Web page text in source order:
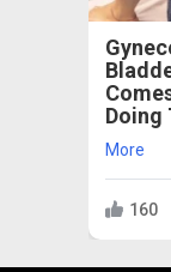
Doing
More
160